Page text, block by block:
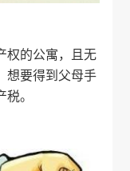
权的公寓，且无
想要得到父母手
。